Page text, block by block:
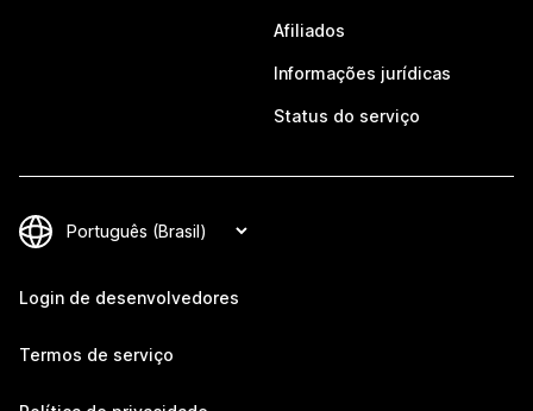
Afiliados
Informações jurídicas
Status do serviço
Login de desenvolvedores
Termos de serviço